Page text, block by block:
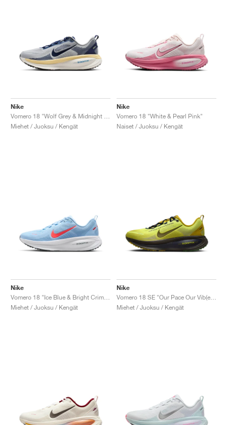
Nike
Miehet / Juoksu / Kengät
Nike
Vomero 18 "White & Pearl Pink"
Naiset / Juoksu / Kengät
Nike
Miehet / Juoksu / Kengät
Nike
Miehet / Juoksu / Kengät